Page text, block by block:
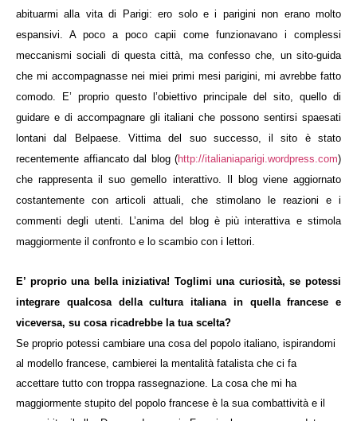
abituarmi alla vita di Parigi: ero solo e i parigini non erano molto
espansivi. A poco a poco capii come funzionavano i complessi
meccanismi sociali di questa città, ma confesso che, un sito-guida
che mi accompagnasse nei miei primi mesi parigini, mi avrebbe fatto
comodo. E’ proprio questo l’obiettivo principale del sito, quello di
guidare e di accompagnare gli italiani che possono sentirsi spaesati
lontani dal Belpaese. Vittima del suo successo, il sito è stato
recentemente affiancato dal blog (http://italianiaparigi.wordpress.com)
che rappresenta il suo gemello interattivo. Il blog viene aggiornato
costantemente con articoli attuali, che stimolano le reazioni e i
commenti degli utenti. L’anima del blog è più interattiva e stimola
maggiormente il confronto e lo scambio con i lettori.
E’ proprio una bella iniziativa! Toglimi una curiosità, se potessi
integrare qualcosa della cultura italiana in quella francese e
viceversa, su cosa ricadrebbe la tua scelta?
Se proprio potessi cambiare una cosa del popolo italiano, ispirandomi
al modello francese, cambierei la mentalità fatalista che ci fa
accettare tutto con troppa rassegnazione. La cosa che mi ha
maggiormente stupito del popolo francese è la sua combattività e il